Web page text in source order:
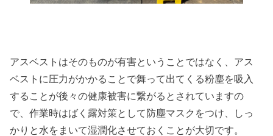
アスベストはそのものが有害ということではなく、アス
ベストに圧力がかかることで舞って出てくる粉塵を吸入
することが後々の健康被害に繋がるとされていますの
で、作業時はばく露対策として防塵マスクをつけ、しっ
かりと水をまいて湿潤化させておくことが大切です。